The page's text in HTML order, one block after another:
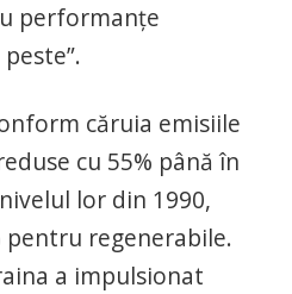
performanţe
căruia emisiile
cu 55% până în
lor din 1990,
pentru regenerabile.
a impulsionat